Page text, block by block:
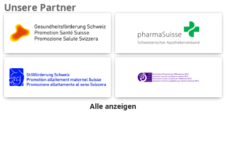
Unsere Partner
Alle anzeigen